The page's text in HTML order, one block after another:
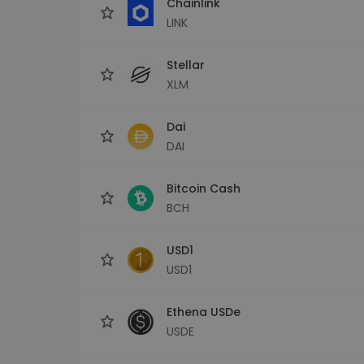
LINK
Stellar
XLM
Dai
DAI
Bitcoin Cash
BCH
USD1
USD1
Ethena USDe
USDE